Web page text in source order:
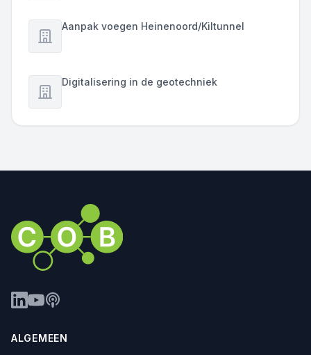
Aanpak voegen Heinenoord/Kiltunnel
Digitalisering in de geotechniek
ALGEMEEN